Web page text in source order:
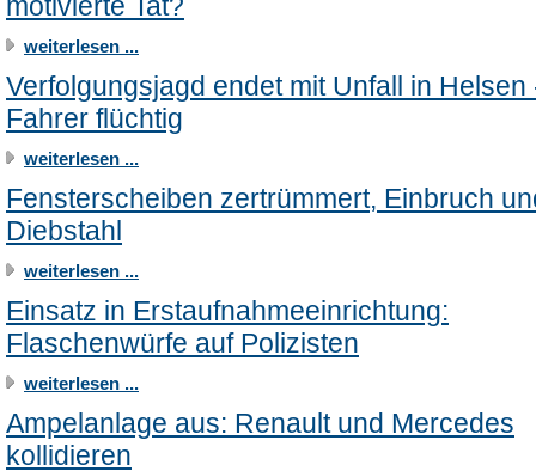
weiterlesen ...
Verfolgungsjagd endet mit Unfall in Helsen
Fahrer flüchtig
weiterlesen ...
Fensterscheiben zertrümmert, Einbruch
Diebstahl
weiterlesen ...
Einsatz in Erstaufnahmeeinrichtung:
Flaschenwürfe auf Polizisten
weiterlesen ...
Ampelanlage aus: Renault und Mercedes
kollidieren